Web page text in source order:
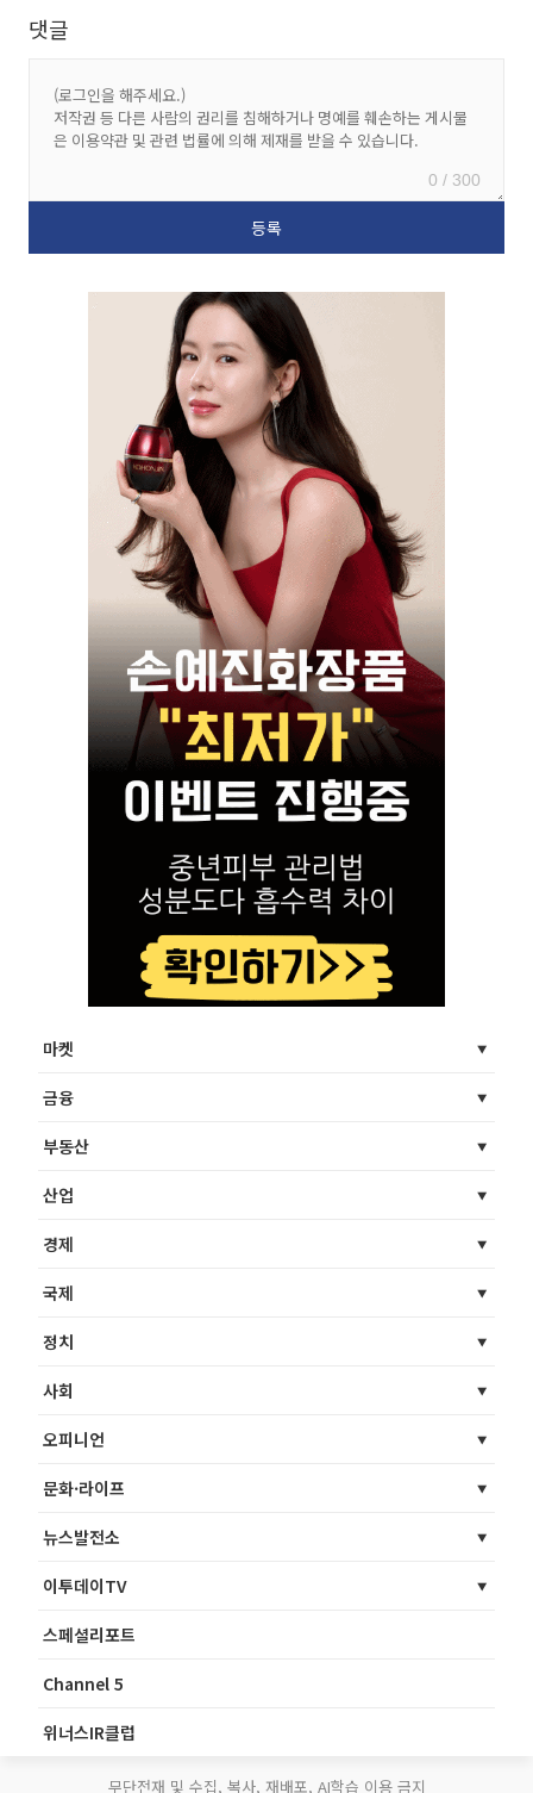
댓글
0 / 300
마켓
금융
부동산
산업
경제
국제
정치
사회
오피니언
문화·라이프
뉴스발전소
이투데이TV
스페셜리포트
Channel 5
위너스IR클럽
무단전재 및 수집, 복사, 재배포, AI학습 이용 금지